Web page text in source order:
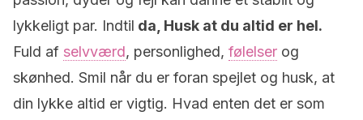
lykkeligt par. Indtil da, Husk at du altid er hel.
Fuld af selvværd, personlighed, følelser og
skønhed. Smil når du er foran spejlet og husk, at
din lykke altid er vigtig. Hvad enten det er som